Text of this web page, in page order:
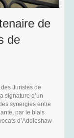
de
de
Juristes de
signature d’un
synergies entre
par le biais
d’Addleshaw